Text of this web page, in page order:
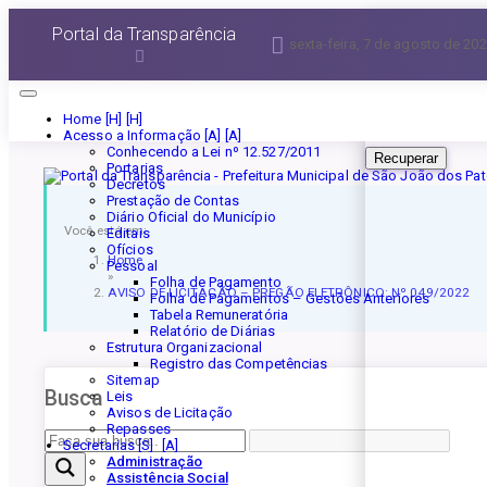
Home [H]
Acesso a Informação [A]
Conhecendo a Lei nº 12.527/2011
Portarias
Decretos
Prestação de Contas
Diário Oficial do Município
Editais
Ofícios
Pessoal
Folha de Pagamento
Folha de Pagamentos – Gestões Anteriores
Tabela Remuneratória
Relatório de Diárias
Estrutura Organizacional
Registro das Competências
Sitemap
Leis
Avisos de Licitação
Repasses
Secretarias [S]
Administração
Assistência Social
Portal da Transparência sexta-feira, 7 de agosto de
Você está em:
Home
»
AVISO DE LICITAÇÃO – PREGÃO ELETRÔNICO: Nº 049/2022
Busca
Recuperar